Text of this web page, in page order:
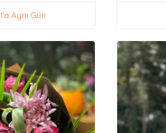
Aynı Gün